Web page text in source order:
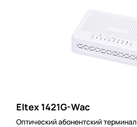
Eltex 1421G-Wac
Оптический абонентский терминал